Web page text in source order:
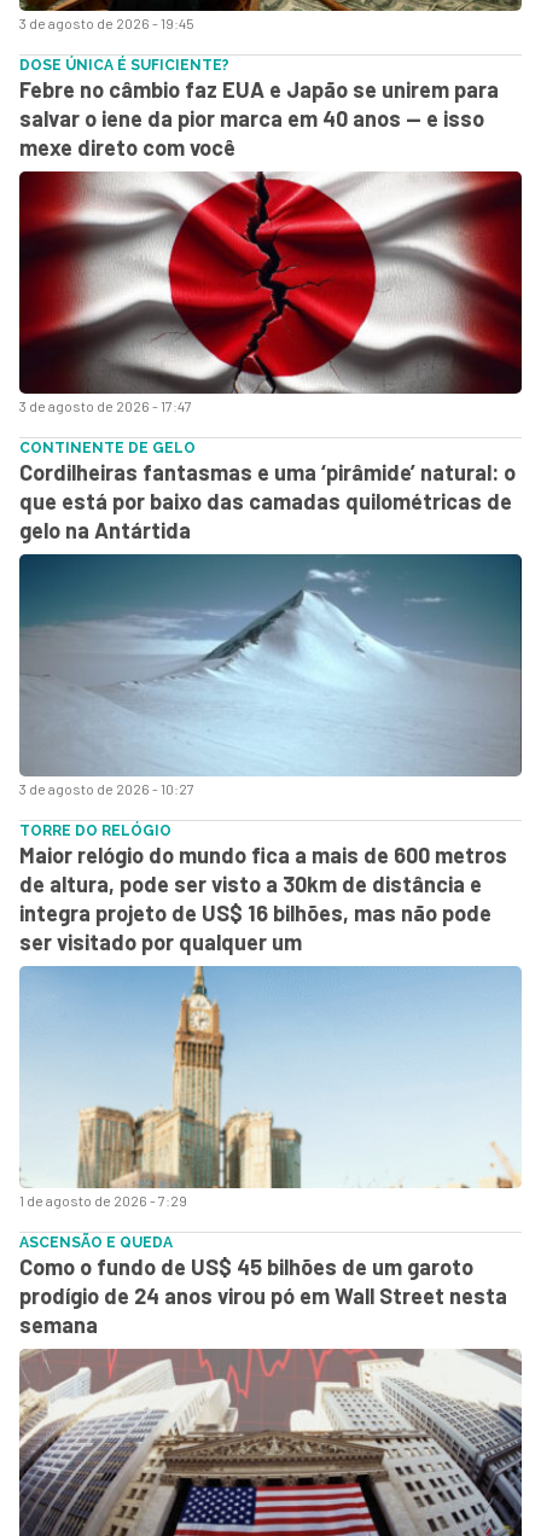
3 de agosto de 2026 - 19:45
3 de agosto de 2026 - 17:47
DOSE ÚNICA É SUFICIENTE?
Febre no câmbio faz EUA e Japão se unirem para
salvar o iene da pior marca em 40 anos — e isso
mexe direto com você
3 de agosto de 2026 - 10:27
CONTINENTE DE GELO
Cordilheiras fantasmas e uma ‘pirâmide’ natural: o
que está por baixo das camadas quilométricas de
gelo na Antártida
1 de agosto de 2026 - 7:29
TORRE DO RELÓGIO
Maior relógio do mundo fica a mais de 600 metros
de altura, pode ser visto a 30km de distância e
integra projeto de US$ 16 bilhões, mas não pode
ser visitado por qualquer um
ASCENSÃO E QUEDA
Como o fundo de US$ 45 bilhões de um garoto
prodígio de 24 anos virou pó em Wall Street nesta
semana